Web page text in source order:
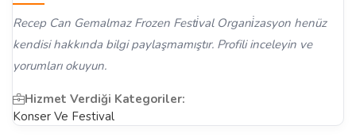
Recep Can Gemalmaz Frozen Festi̇val Organi̇zasyon henüz
kendisi hakkında bilgi paylaşmamıştır. Profili inceleyin ve
yorumları okuyun.
Hizmet Verdiği Kategoriler:
Konser Ve Festival